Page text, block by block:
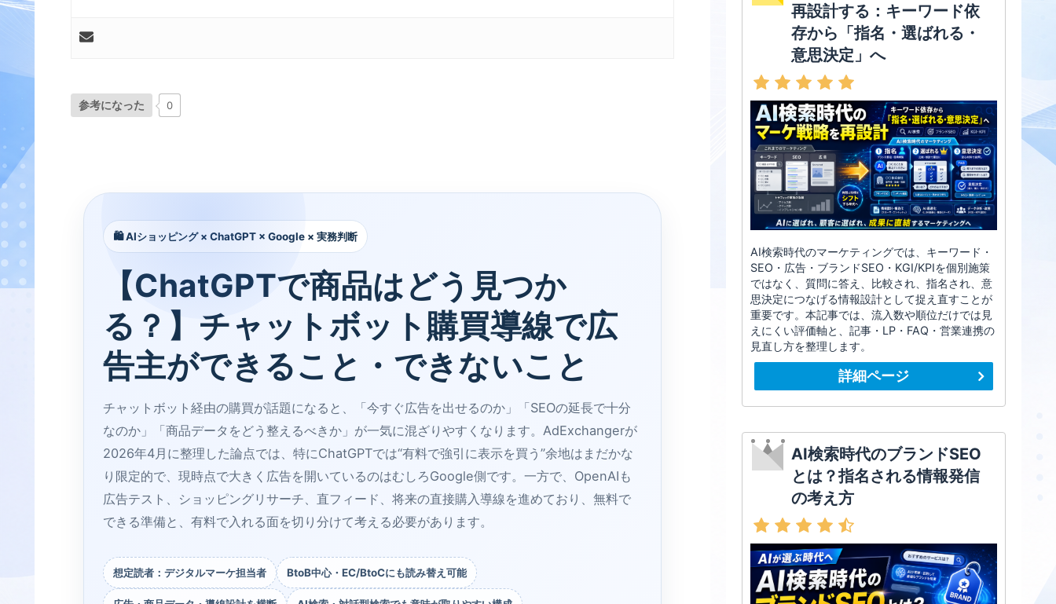
参考になった 0
🛍️ AIショッピング × ChatGPT × Google × 実務判断
【ChatGPTで商品はどう見つか
る？】チャットボット購買導線で広
告主ができること・できないこと
チャットボット経由の購買が話題になると、「今すぐ広告を出せるのか」「SEOの延長で十分
なのか」「商品データをどう整えるべきか」が一気に混ざりやすくなります。AdExchangerが
2026年4月に整理した論点では、特にChatGPTでは“有料で強引に表示を買う”余地はまだかな
り限定的で、現時点で大きく広告を開いているのはむしろGoogle側です。一方で、OpenAIも
広告テスト、ショッピングリサーチ、直フィード、将来の直接購入導線を進めており、無料で
できる準備と、有料で入れる面を切り分けて考える必要があります。
想定読者：デジタルマーケ担当者 BtoB中心・EC/BtoCにも読み替え可能
再設計する：キーワード依
存から「指名・選ばれる・
意思決定」へ
AI検索時代のマーケティングでは、キーワード・
SEO・広告・ブランドSEO・KGI/KPIを個別施策
ではなく、質問に答え、比較され、指名され、意
思決定につなげる情報設計として捉え直すことが
重要です。本記事では、流入数や順位だけでは見
えにくい評価軸と、記事・LP・FAQ・営業連携の
見直し方を整理します。
詳細ページ
AI検索時代のブランドSEO
とは？指名される情報発信
の考え方